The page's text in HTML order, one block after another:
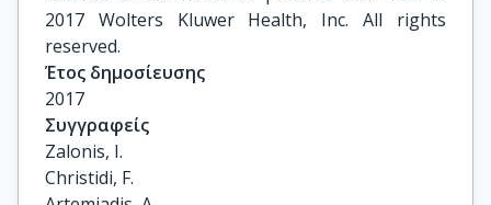
2017 Wolters Kluwer Health, Inc. All rights
reserved.
Έτος δημοσίευσης
2017
Συγγραφείς
Zalonis, I.
Christidi, F.